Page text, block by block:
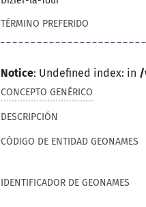
TÉRMINO PREFERIDO
Notice: Undefined index: in /
CONCEPTO GENÉRICO
DESCRIPCIÓN
CÓDIGO DE ENTIDAD GEONAMES
IDENTIFICADOR DE GEONAMES